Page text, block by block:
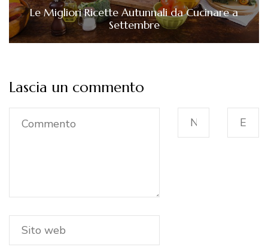
Le Migliori Ricette Autunnali da Cucinare a
Settembre
Lascia un commento